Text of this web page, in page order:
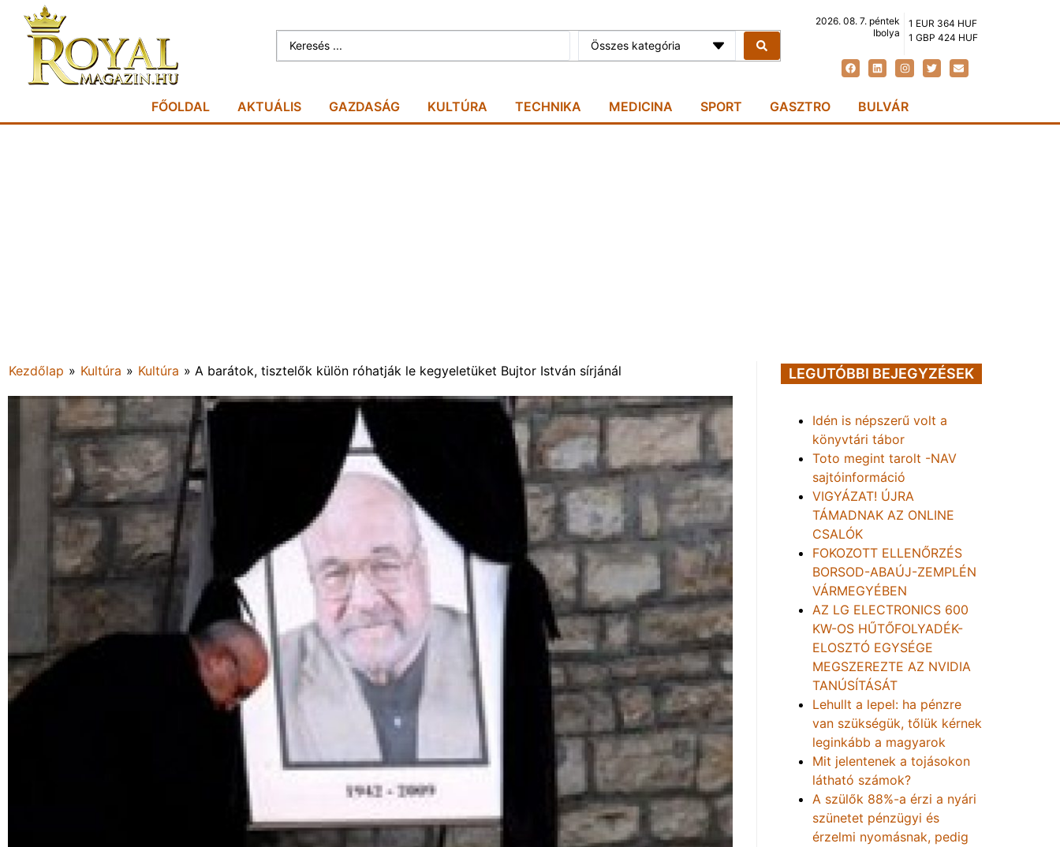
Összes kategória
2026. 08. 7. péntek
Ibolya
1 EUR 364 HUF
1 GBP 424 HUF
FŐOLDAL AKTUÁLIS GAZDASÁG KULTÚRA TECHNIKA MEDICINA SPORT GASZTRO BULVÁR
Kezdőlap » Kultúra » Kultúra » A barátok, tisztelők külön róhatják le kegyeletüket Bujtor István sírjánál LEGUTÓBBI BEJEGYZÉSEK
Idén is népszerű volt a
könyvtári tábor
Toto megint tarolt -NAV
sajtóinformáció
VIGYÁZAT! ÚJRA
TÁMADNAK AZ ONLINE
CSALÓK
FOKOZOTT ELLENŐRZÉS
BORSOD-ABAÚJ-ZEMPLÉN
VÁRMEGYÉBEN
AZ LG ELECTRONICS 600
KW-OS HŰTŐFOLYADÉK-
ELOSZTÓ EGYSÉGE
MEGSZEREZTE AZ NVIDIA
TANÚSÍTÁSÁT
Lehullt a lepel: ha pénzre
van szükségük, tőlük kérnek
leginkább a magyarok
Mit jelentenek a tojásokon
látható számok?
A szülők 88%-a érzi a nyári
szünetet pénzügyi és
érzelmi nyomásnak, pedig